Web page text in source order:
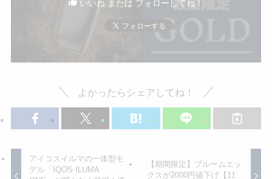
いいね または フォローしてね！
よかったらシェアしてね！
アイコスイルマの一体型モ
デル「IQOS ILUMA
【期間限定】プルームエッ
クスが2000円値下げ【11